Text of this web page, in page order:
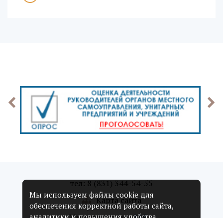
тел: 8 (831) 344-54-55
Карта сайта
Мы используем файлы cookie для
обеспечения корректной работы сайта,